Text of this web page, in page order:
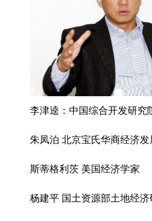
朱凤泊 北京宝氏华商经济
斯蒂格利茨 美国经济学家